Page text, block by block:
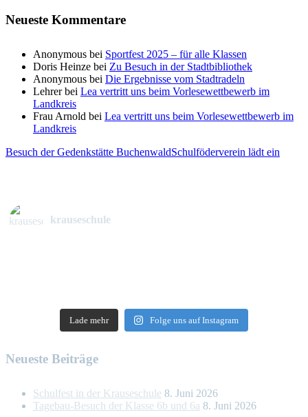
Neueste Kommentare
Anonymous bei Sportfest 2025 – für alle Klassen
Doris Heinze bei Zu Besuch in der Stadtbibliothek
Anonymous bei Die Ergebnisse vom Stadtradeln
Lehrerbei Lea vertritt uns beim Vorlesewettbewerb im
Landkreis
Frau Arnold bei Lea vertritt uns beim Vorlesewettbewerb im
Landkreis
Besuch der Gedenkstätte BuchenwaldSchulföderverein lädt ein
krauseschule
Lade mehr Folge uns auf Instagram
Neueste Beiträge
Schulfest in der Krauseschule 8. Juni 2026
Tagebau-Besuch der Klasse 6b und 6a 8. Juni 2026